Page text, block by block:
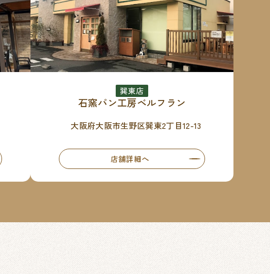
巽東店
石窯パン工房ベルフラン
大阪府大阪市生野区巽東2丁目12-13
店舗詳細へ